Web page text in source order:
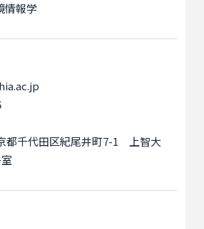
情報学
都千代田区紀尾井町7-1 上智大